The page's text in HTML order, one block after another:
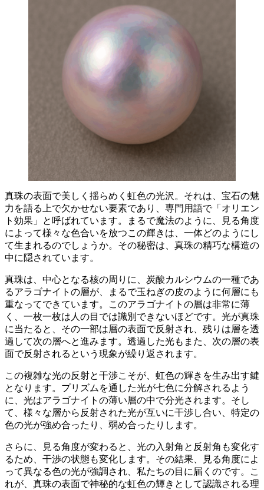
真珠の表面で美しく揺らめく虹色の光沢。それは、宝石の魅
力を語る上で欠かせない要素であり、専門用語で「オリエン
ト効果」と呼ばれています。まるで魔法のように、見る角度
によって様々な色合いを放つこの輝きは、一体どのようにし
て生まれるのでしょうか。その秘密は、真珠の精巧な構造の
中に隠されています。
真珠は、中心となる核の周りに、炭酸カルシウムの一種であ
るアラゴナイトの層が、まるで玉ねぎの皮のように何層にも
重なってできています。
このアラゴナイトの層は非常に薄
く、一枚一枚は人の目では識別できないほどです。光が真珠
に当たると、その一部は層の表面で反射され、残りは層を透
過して次の層へと進みます。透過した光もまた、次の層の表
面で反射されるという現象が繰り返されます。
この複雑な光の反射と干渉こそが、虹色の輝きを生み出す鍵
となります。プリズムを通した光が七色に分解されるよう
に、光はアラゴナイトの薄い層の中で分光されます。そし
て、様々な層から反射された光が互いに干渉し合い、特定の
色の光が強め合ったり、弱め合ったりします。
さらに、
見る角度が変わると、光の入射角と反射角も変化す
るため、干渉の状態も変化します。その結果、見る角度によ
って異なる色の光が強調され、私たちの目に届くのです。こ
れが、真珠の表面で神秘的な虹色の輝きとして認識される理